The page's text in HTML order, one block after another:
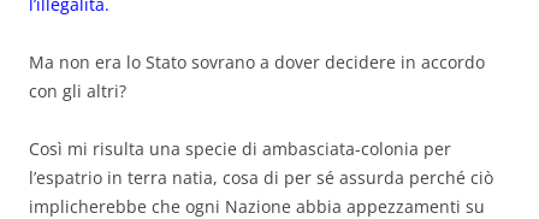
Ma non era lo Stato sovrano a dover decidere in accordo
con gli altri?
Così mi risulta una specie di ambasciata-colonia per
l’espatrio in terra natia, cosa di per sé assurda perché ciò
implicherebbe che ogni Nazione abbia appezzamenti su